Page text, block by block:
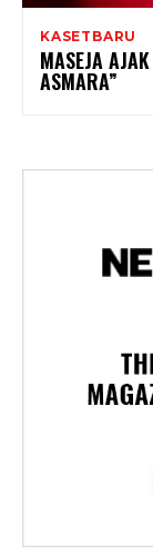
KASETBARU
MASEJA
ASMARA”